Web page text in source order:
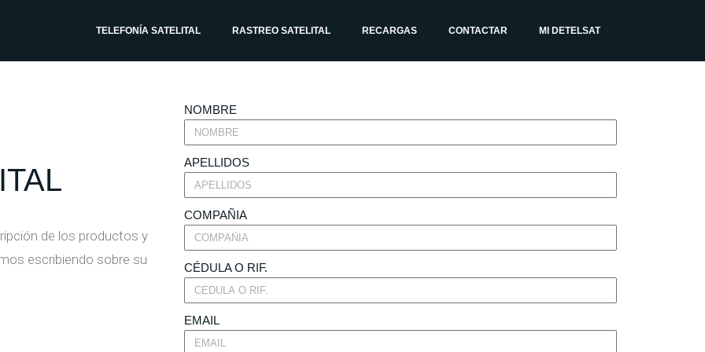
TELEFONÍA SATELITAL RASTREO SATELITAL RECARGAS CONTACTAR MI DETELSAT
de los productos y
escribiendo sobre su
NOMBRE
APELLIDOS
COMPAÑIA
CÉDULA O RIF.
EMAIL